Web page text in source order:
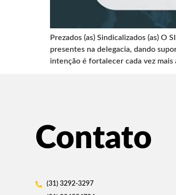
Prezados (as) Sindicalizados (as)
presentes na delegacia, dando
intenção é fortalecer cada vez
Contato
(31) 3292-3297